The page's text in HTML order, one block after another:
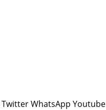
Twitter WhatsApp Youtube